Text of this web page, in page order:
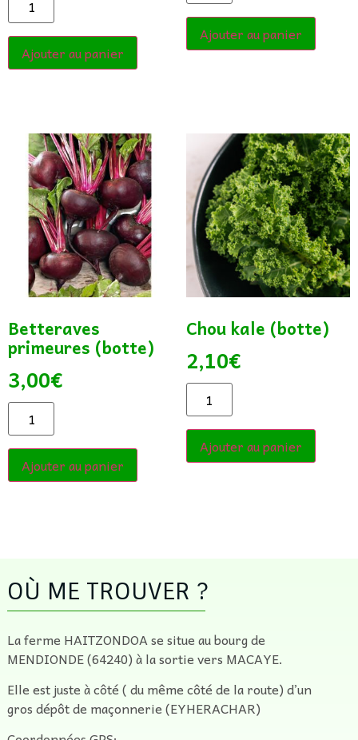
Ajouter au panier
Ajouter au panier
Betteraves
primeures (botte)
3,00€
Ajouter au panier
Chou kale (botte)
2,10€
Ajouter au panier
OÙ ME TROUVER ?
La ferme HAITZONDOA se situe au bourg de
MENDIONDE (64240) à la sortie vers MACAYE.
Elle est juste à côté ( du même côté de la route) d’un
gros dépôt de maçonnerie (EYHERACHAR)